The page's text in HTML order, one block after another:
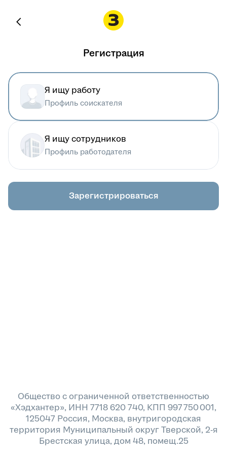
Регистрация
Я ищу работу
Профиль соискателя
Я ищу сотрудников
Профиль работодателя
Зарегистрироваться
Общество с ограниченной ответственностью
«Хэдхантер», ИНН 7718 620 740, КПП 997 750 001,
125047 Россия, Москва, внутригородская
территория Муниципальный округ Тверской, 2-я
Брестская улица, дом 48, помещ.25